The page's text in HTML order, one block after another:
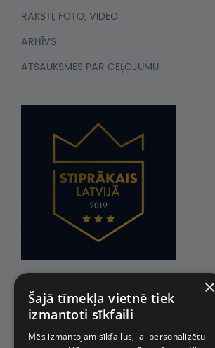
RAKSTI, FOTO, VIDEO
ARHĪVS
ATSAUKSMES PAR CEĻOJUMU
×
Šajā tīmekļa vietnē tiek
izmantoti sīkfaili
Mēs izmantojam sīkfailus, lai personalizētu